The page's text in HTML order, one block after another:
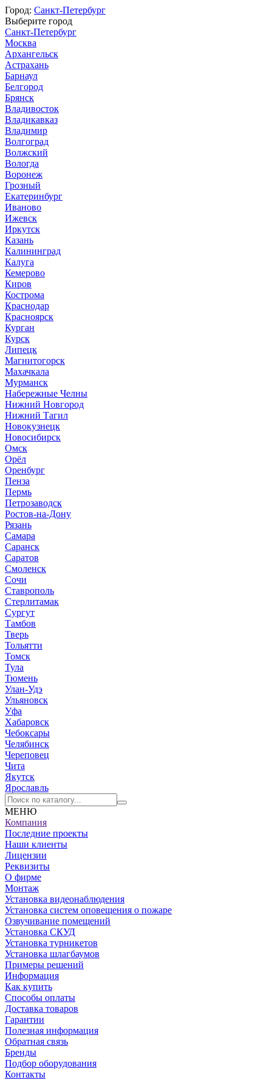
Город: Санкт-Петербург
Выберите город
Санкт-Петербург
Москва
Архангельск
Астрахань
Барнаул
Белгород
Брянск
Владивосток
Владикавказ
Владимир
Волгоград
Волжский
Вологда
Воронеж
Грозный
Екатеринбург
Иваново
Ижевск
Иркутск
Казань
Калининград
Калуга
Кемерово
Киров
Кострома
Краснодар
Красноярск
Курган
Курск
Липецк
Магнитогорск
Махачкала
Мурманск
Набережные Челны
Нижний Новгород
Нижний Тагил
Новокузнецк
Новосибирск
Омск
Орёл
Оренбург
Пенза
Пермь
Петрозаводск
Ростов-на-Дону
Рязань
Самара
Саранск
Саратов
Смоленск
Сочи
Ставрополь
Стерлитамак
Сургут
Тамбов
Тверь
Тольятти
Томск
Тула
Тюмень
Улан-Удэ
Ульяновск
Уфа
Хабаровск
Чебоксары
Челябинск
Череповец
Чита
Якутск
Ярославль
МЕНЮ
Компания
Последние проекты
Наши клиенты
Лицензии
Реквизиты
О фирме
Монтаж
Установка видеонаблюдения
Установка систем оповещения о пожаре
Озвучивание помещений
Установка СКУД
Установка турникетов
Установка шлагбаумов
Примеры решений
Информация
Как купить
Способы оплаты
Доставка товаров
Гарантии
Полезная информация
Обратная связь
Бренды
Подбор оборудования
Контакты